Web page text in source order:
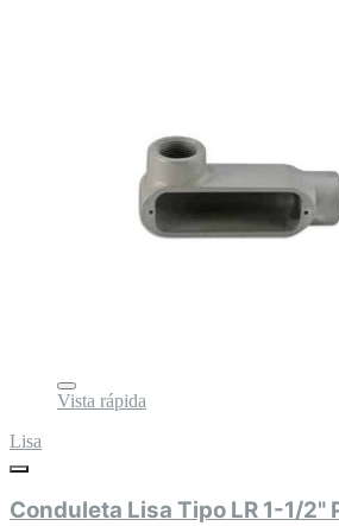
Vista rápida
Lisa
Conduleta Lisa Tipo LR 1-1/2"